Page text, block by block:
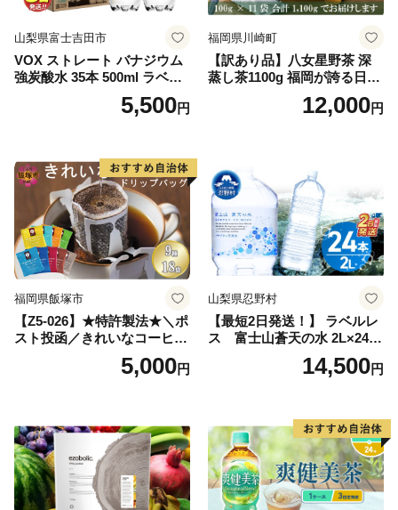
山梨県富士吉田市
VOX ストレート バナジウム
強炭酸水 35本 500ml ラベル
レス【富士吉田市限定カート
5,500円
福岡県川崎町
【訳あり品】八女星野茶 深
蒸し茶1100g 福岡が誇る日本
茶_ 訳アリ 常温 お茶 茶袋 常
備品 おちゃ ocha 茶葉 緑茶
小分け お土産 お取り寄せ グ
ルメ 福岡 九州 福岡県 国産
日本 ふかむし茶 ふかむし 家
庭用 自宅用 ちゃ りょくちゃ
ふかむしちゃ 急須 甘み 川崎
町 送料無料
12,000円
福岡県飯塚市
【Z5-026】★特許製法★＼ポ
スト投函／きれいなコーヒー
ドリップバッグ9種セット(18
袋)ゆうパケットでお届け！
5,000円
山梨県忍野村
【最短2日発送！】 ラベルレ
ス 富士山蒼天の水 2L×24本
（4ケース）※離島不可 天然
水 ミネラルウォーター 水 ペ
産 シリカ ミネラル 美容 備蓄
防災 長期保存 富士山 山梨県
忍野村
14,500円